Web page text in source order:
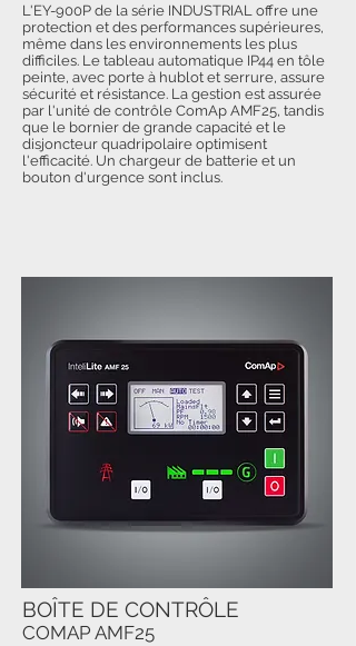
L'EY-900P de la série INDUSTRIAL offre une
protection et des performances supérieures,
même dans les environnements les plus
difficiles. Le tableau automatique IP44 en tôle
peinte, avec porte à hublot et serrure, assure
sécurité et résistance. La gestion est assurée
par l'unité de contrôle ComAp AMF25, tandis
que le bornier de grande capacité et le
disjoncteur quadripolaire optimisent
l'efficacité. Un chargeur de batterie et un
bouton d'urgence sont inclus.
BOÎTE DE CONTRÔLE
COMAP AMF25